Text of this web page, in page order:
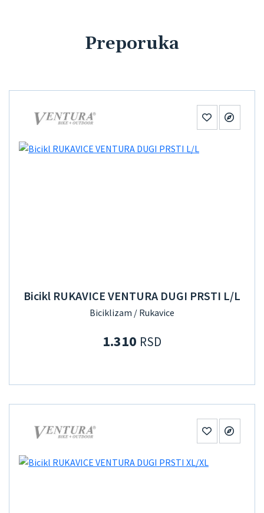
Preporuka
Bicikl RUKAVICE VENTURA DUGI PRSTI L/L
Biciklizam / Rukavice
1.310 RSD